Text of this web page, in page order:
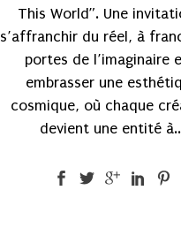
This World”. Une
s’affranchir du réel, à
portes de l’imaginaire
embrasser une
cosmique, où chaque
devient une entité